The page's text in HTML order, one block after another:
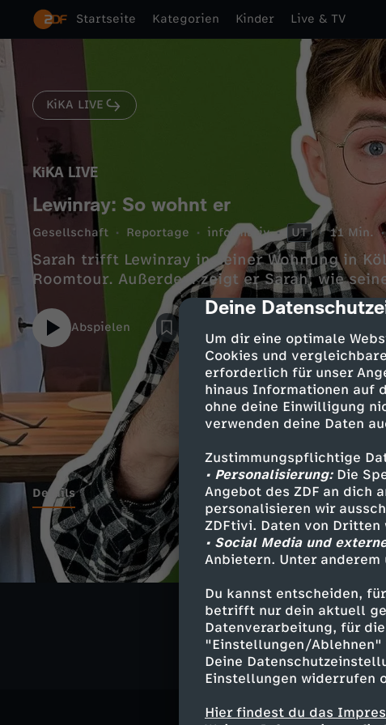
cmp-dialog-
Deine
Um dir eine optimale
Cookies und
erforderlich für unser
hinaus Informationen auf
ohne deine Einwilligung
verwenden deine Daten
Zustimmungspflichtige
• Personalisierung:Die
Angebot des ZDF an dich
personalisieren wir
ZDFtivi. Daten von
• Social Media und
Anbietern. Unter anderem
Du kannst entscheiden,
betrifft nur dein aktuell
Datenverarbeitung, für
"Einstellungen/Ablehnen"
Deine
Einstellungen widerrufen
Hier findest du das
Startseite Kategorien Kinder Live & TV
KiKA LIVE
KiKA LIVE
Lewinray: So wohnt er
Gesellschaft Reportage informativ UT 11 Min.
Sarah trifft Lewinray in seiner Wohnung in
Roomtour. Außerdem zeigt er Sarah, wie
Abspielen
Details
Ähnliche
Gesellschaft